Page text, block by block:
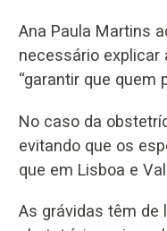
Ana Paula Martins
necessário explicar
“garantir que quem
No caso da
evitando que os
que em Lisboa e
As grávidas têm de